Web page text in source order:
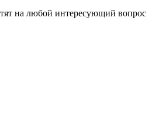
на любой интересующий вопрос